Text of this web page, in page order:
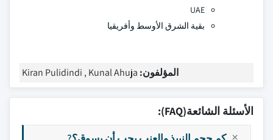
UAE
بقية الشرق الأوسط وأفريقيا
المؤلفون: Kiran Pulidindi , Kunal Ahuja
الأسئلة الشائعة(FAQ):